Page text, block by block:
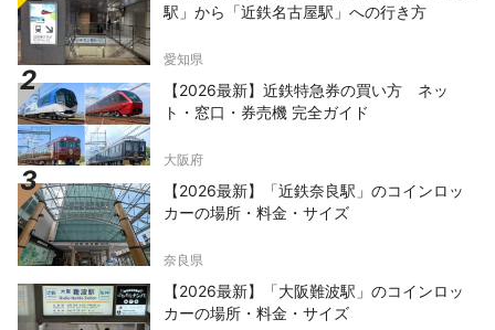
駅」から「近鉄名古屋駅」への行き方
愛知県
【2026最新】近鉄特急券の買い方 ネッ
ト・窓口・券売機 完全ガイド
大阪府
【2026最新】「近鉄奈良駅」のコインロッ
カーの場所・料金・サイズ
奈良県
【2026最新】「大阪難波駅」のコインロッ
カーの場所・料金・サイズ